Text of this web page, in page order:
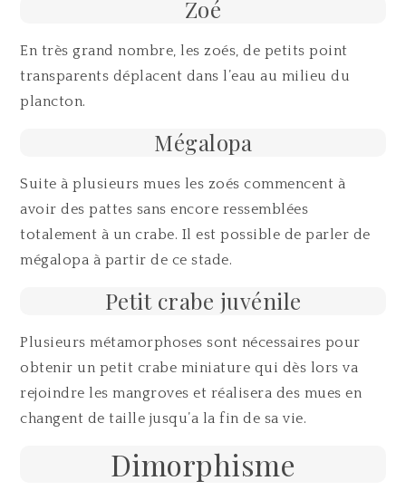
Zoé
En très grand nombre, les zoés, de petits point
transparents déplacent dans l’eau au milieu du
plancton.
Mégalopa
Suite à plusieurs mues les zoés commencent à
avoir des pattes sans encore ressemblées
totalement à un crabe. Il est possible de parler de
mégalopa à partir de ce stade.
Petit crabe juvénile
Plusieurs métamorphoses sont nécessaires pour
obtenir un petit crabe miniature qui dès lors va
rejoindre les mangroves et réalisera des mues en
changent de taille jusqu’a la fin de sa vie.
Dimorphisme